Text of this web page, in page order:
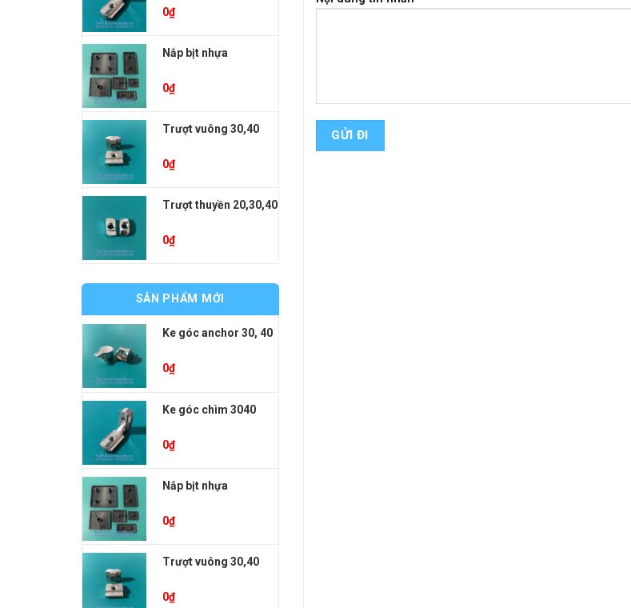
0₫
Nắp bịt nhựa
0₫
Trượt vuông 30,40
0₫
Trượt thuyền 20,30,40
0₫
SẢN PHẨM MỚI
Ke góc anchor 30, 40
0₫
Ke góc chìm 3040
0₫
Nắp bịt nhựa
0₫
Trượt vuông 30,40
0₫